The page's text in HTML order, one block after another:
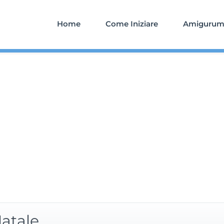
Home Come Iniziare